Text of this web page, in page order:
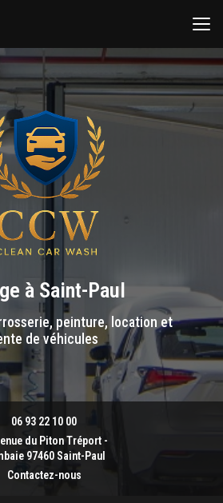
à Saint-Paul
peinture, location et
de véhicules
06 93 22 10 00
du Piton Tréport -
97460 Saint-Paul
Contactez-nous